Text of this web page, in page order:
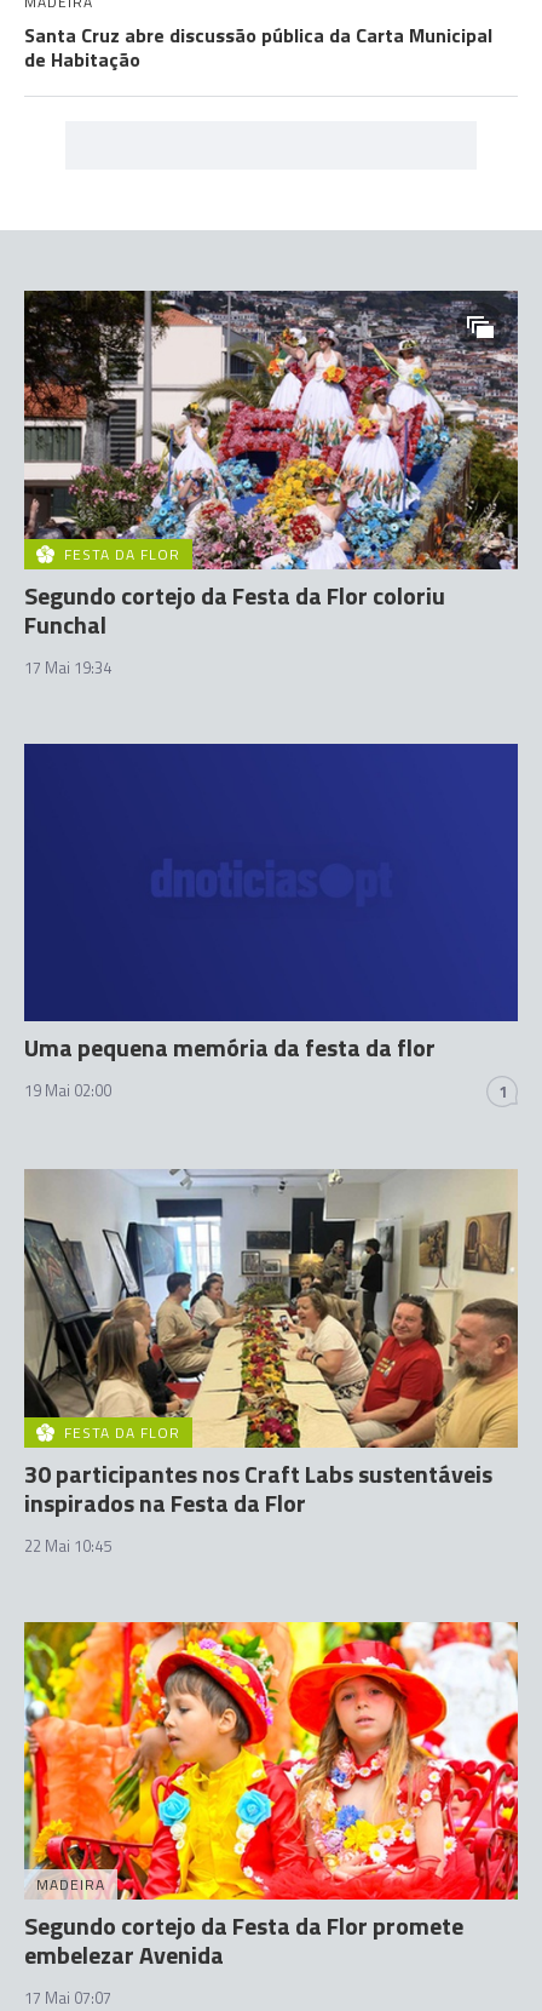
Santa Cruz abre discussão pública da Carta Municipal
de Habitação
FESTA DA FLOR
Segundo cortejo da Festa da Flor coloriu
Funchal
17 Mai 19:34
Uma pequena memória da festa da flor
19 Mai 02:00 1
FESTA DA FLOR
30 participantes nos Craft Labs sustentáveis
inspirados na Festa da Flor
22 Mai 10:45
MADEIRA
Segundo cortejo da Festa da Flor promete
embelezar Avenida
17 Mai 07:07